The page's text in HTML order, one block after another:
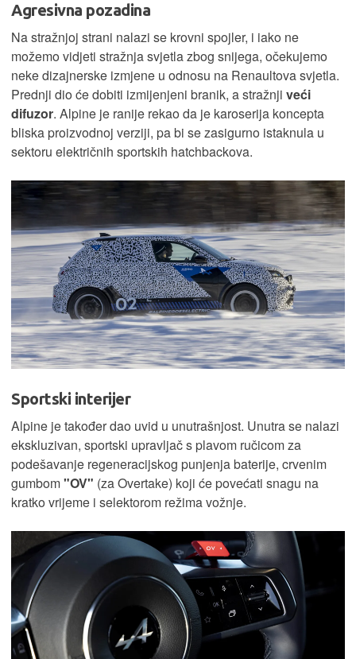
Agresivna pozadina
Na stražnjoj strani nalazi se krovni spojler, i iako ne
možemo vidjeti stražnja svjetla zbog snijega, očekujemo
neke dizajnerske izmjene u odnosu na Renaultova svjetla.
Prednji dio će dobiti izmijenjeni branik, a stražnji veći
difuzor. Alpine je ranije rekao da je karoserija koncepta
bliska proizvodnoj verziji, pa bi se zasigurno istaknula u
sektoru električnih sportskih hatchbackova.
Sportski interijer
Alpine je također dao uvid u unutrašnjost. Unutra se nalazi
ekskluzivan, sportski upravljač s plavom ručicom za
podešavanje regeneracijskog punjenja baterije, crvenim
gumbom"OV" (za Overtake) koji će povećati snagu na
kratko vrijeme i selektorom režima vožnje.